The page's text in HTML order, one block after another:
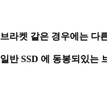
브라켓 같은 경우에는 다
일반 SSD 에 동봉되있는